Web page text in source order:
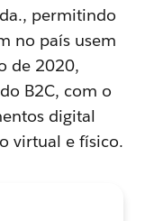
permitindo
no país usem
de 2020,
B2C, com o
digital
virtual e físico.